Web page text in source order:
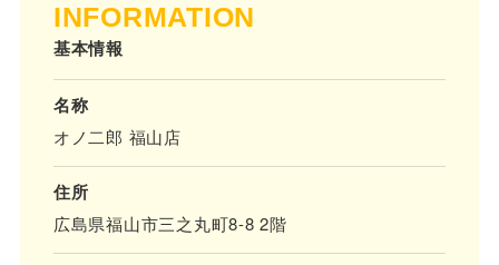
INFORMATION
基本情報
名称
オノ二郎 福山店
住所
広島県福山市三之丸町8-8 2階